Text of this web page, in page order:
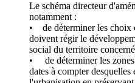
Le schéma directeur
notamment :
• de déterminer les choix
doivent régir le
social du territoire
• de déterminer les
dates à compter